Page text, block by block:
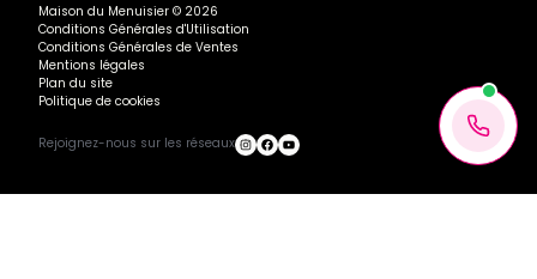
Maison du Menuisier © 2026
Conditions Générales d'Utilisation
Conditions Générales de Ventes
Mentions légales
Plan du site
Politique de cookies
Rejoignez-nous sur les réseaux